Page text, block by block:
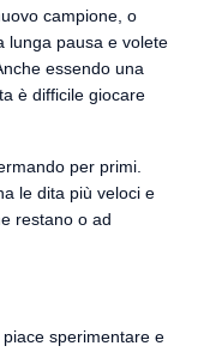
campione, o
lunga pausa e volete
essendo una
è difficile giocare
per primi.
le dita più veloci e
restano o ad
sperimentare e